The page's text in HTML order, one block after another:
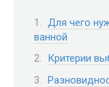
Для чего
ванной
Критерии